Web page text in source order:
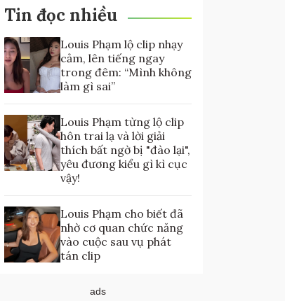
Tin đọc nhiều
Louis Phạm lộ clip nhạy
cảm, lên tiếng ngay
trong đêm: “Mình không
làm gì sai”
Louis Phạm từng lộ clip
hôn trai lạ và lời giải
thích bất ngờ bị "đào lại",
yêu đương kiểu gì kì cục
vậy!
Louis Phạm cho biết đã
nhờ cơ quan chức năng
vào cuộc sau vụ phát
tán clip
ads